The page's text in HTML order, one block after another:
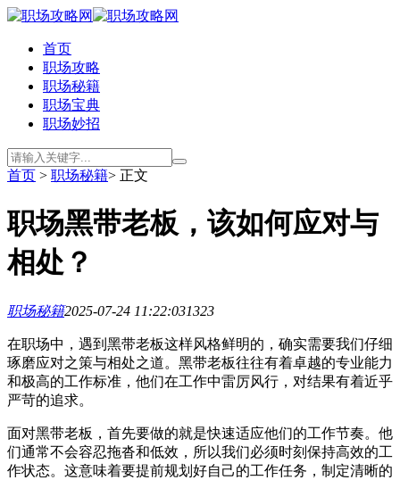
首页
职场攻略
职场秘籍
职场宝典
职场妙招
首页 > 职场秘籍> 正文
职场黑带老板，该如何应对与
相处？
职场秘籍2025-07-24 11:22:031323
在职场中，遇到黑带老板这样风格鲜明的，确实需要我们仔细
琢磨应对之策与相处之道。黑带老板往往有着卓越的专业能力
和极高的工作标准，他们在工作中雷厉风行，对结果有着近乎
严苛的追求。
面对黑带老板，首先要做的就是快速适应他们的工作节奏。他
们通常不会容忍拖沓和低效，所以我们必须时刻保持高效的工
作状态。这意味着要提前规划好自己的工作任务，制定清晰的